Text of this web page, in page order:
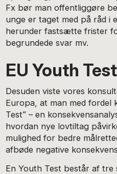
Fx bør man offentliggøre
unge er taget med på råd i
herunder fastsætte frister
begrundede svar mv.
EU Youth Test
Desuden viste vores
Europa, at man med fordel
Test” – en
hvordan nye lovtiltag
mulighed for bedre
afbøde negative
En Youth Test består af tre